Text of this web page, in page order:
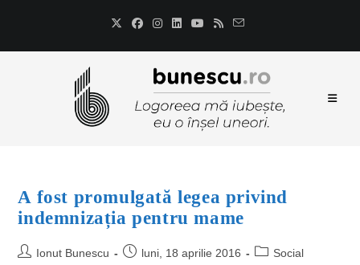
A fost promulgată legea privind
indemnizația pentru mame
Ionut Bunescu luni, 18 aprilie 2016 Social